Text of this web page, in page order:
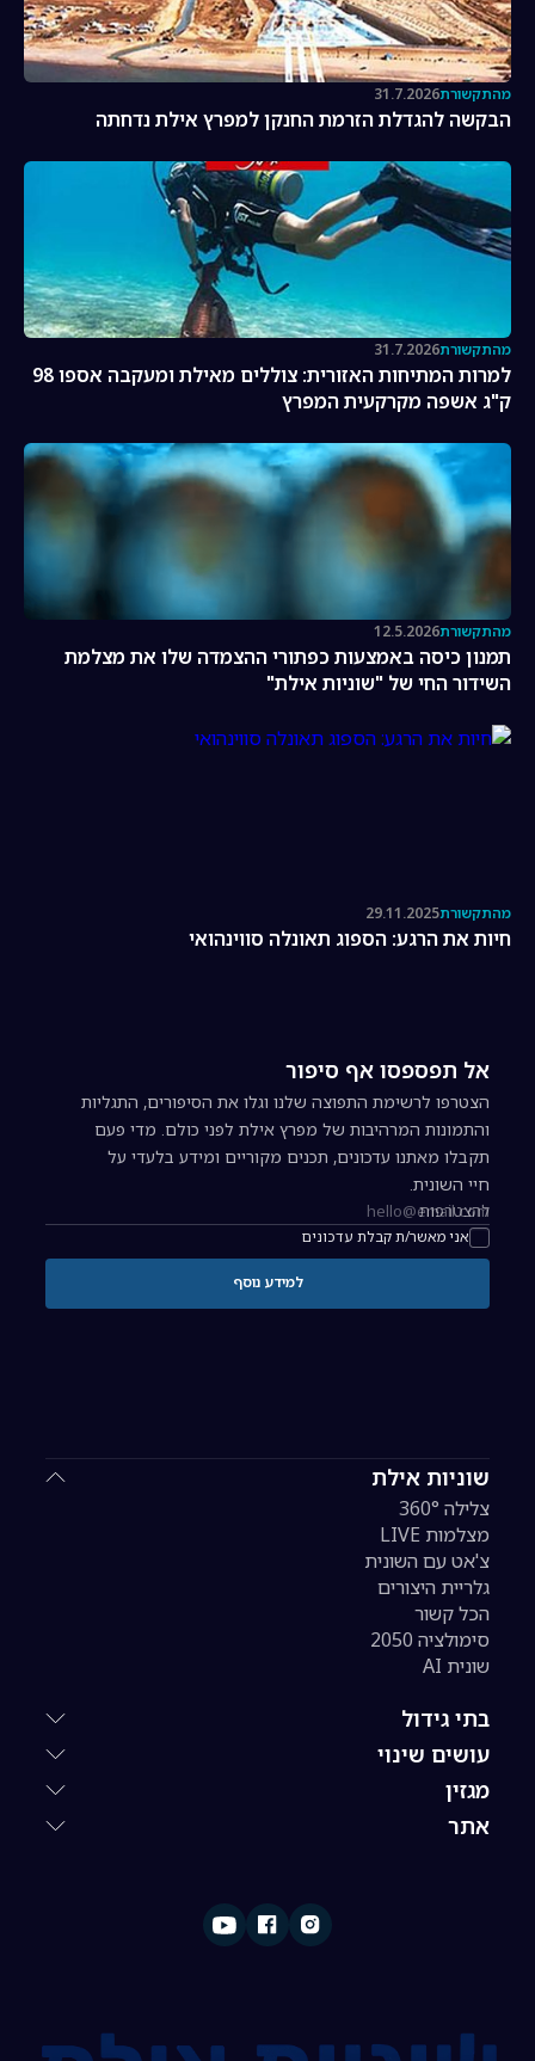
מהתקשורת31.7.2026
הבקשה להגדלת הזרמת החנקן למפרץ אילת נדחתה
מהתקשורת31.7.2026
למרות המתיחות האזורית: צוללים מאילת ומעקבה אספו 98
ק"ג אשפה מקרקעית המפרץ
מהתקשורת12.5.2026
תמנון כיסה באמצעות כפתורי ההצמדה שלו את מצלמת
השידור החי של "שוניות אילת"
מהתקשורת29.11.2025
חיות את הרגע: הספוג תאונלה סווינהואי
שוניות אילת
צלילה 360°
מצלמות LIVE
צ'אט עם השונית
גלריית היצורים
הכל קשור
סימולציה 2050
שונית AI
בתי גידול
עושים שינוי
מגזין
אתר
אל תפספסו אף סיפור
הצטרפו לרשימת התפוצה שלנו וגלו את הסיפורים, התגליות
והתמונות המרהיבות של מפרץ אילת לפני כולם. מדי פעם
תקבלו מאתנו עדכונים, תכנים מקוריים ומידע בלעדי על
חיי השונית.
כתובת אימייל להרשמה לניוזלטר
אני מאשר/ת קבלת עדכונים
להצטרפות
למידע נוסף